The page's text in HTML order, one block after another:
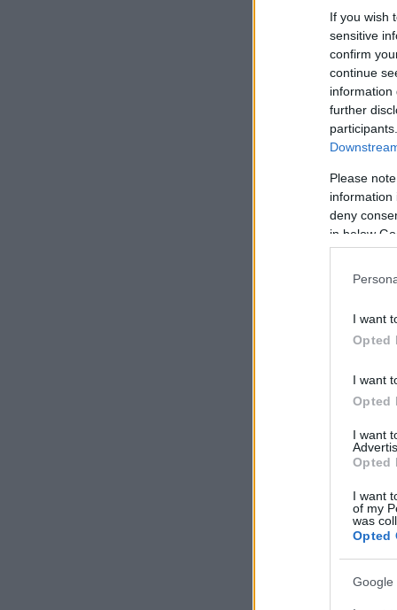
If you wish
sensitive
confirm
continue
information
further
Please
information
deny
in below
I want
Opted
I want
Opted
I want
Opted
I want
of my
was
Opted
Google